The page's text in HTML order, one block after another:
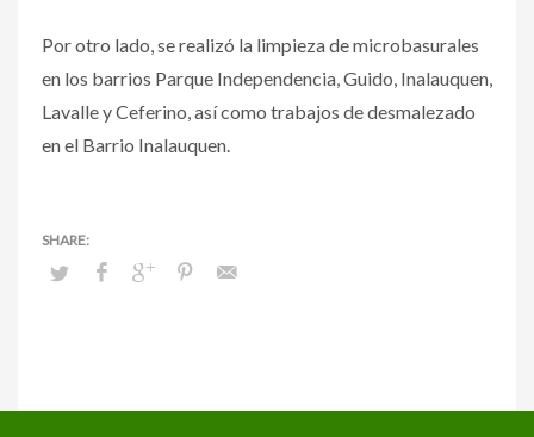
Por otro lado, se realizó la limpieza de microbasurales
en los barrios Parque Independencia, Guido, Inalauquen,
Lavalle y Ceferino, así como trabajos de desmalezado
en el Barrio Inalauquen.